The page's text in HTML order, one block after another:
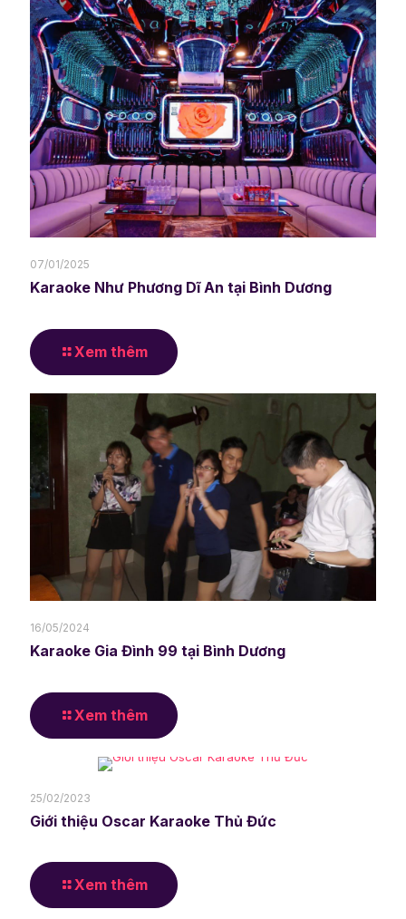
07/01/2025
Karaoke Như Phương Dĩ An tại Bình Dương
Xem thêm
16/05/2024
Karaoke Gia Đình 99 tại Bình Dương
Xem thêm
25/02/2023
Giới thiệu Oscar Karaoke Thủ Đức
Xem thêm